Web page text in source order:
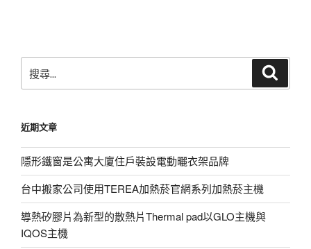
尋
字:
近期文章
隱形鐵窗是公寓大廈住戶裝設電動曬衣架品牌
台中搬家公司使用TEREA加熱菸官網系列加熱菸主機
導熱矽膠片為新型的散熱片Thermal pad以GLO主機與
IQOS主機